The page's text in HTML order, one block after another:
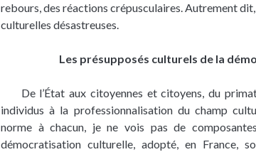
rebours, des réactions crépusculaires. Autrement
culturelles désastreuses.
Les présupposés culturels de la
De l’État aux citoyennes et citoyens, du
individus à la professionnalisation du champ
norme à chacun, je ne vois pas de
démocratisation culturelle, adopté, en France,